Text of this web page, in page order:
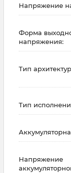
Напряжение
Форма
напряжения:
Тип
Тип
Напряжение